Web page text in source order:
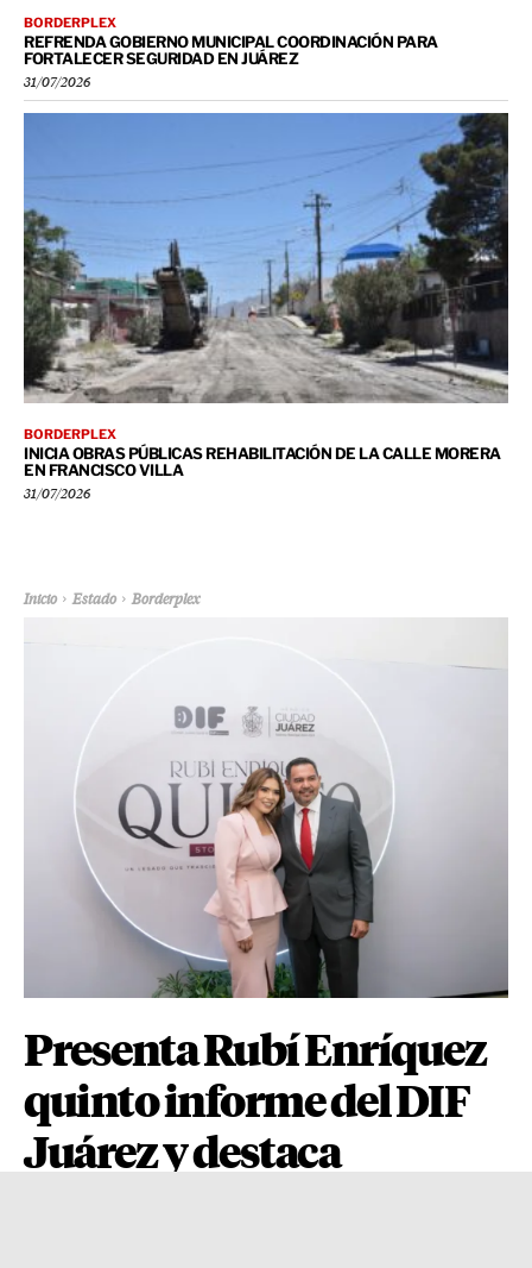
BORDERPLEX
REFRENDA GOBIERNO MUNICIPAL COORDINACIÓN PARA
FORTALECER SEGURIDAD EN JUÁREZ
31/07/2026
BORDERPLEX
INICIA OBRAS PÚBLICAS REHABILITACIÓN DE LA CALLE MORERA
EN FRANCISCO VILLA
31/07/2026